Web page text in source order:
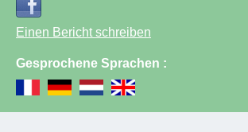
Einen Bericht schreiben
Gesprochene Sprachen :